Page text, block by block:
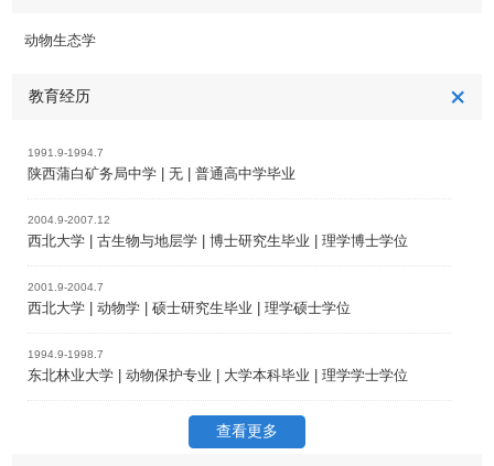
动物生态学
教育经历
1991.9-1994.7
陕西蒲白矿务局中学 | 无 | 普通高中学毕业
2004.9-2007.12
西北大学 | 古生物与地层学 | 博士研究生毕业 | 理学博士学位
2001.9-2004.7
西北大学 | 动物学 | 硕士研究生毕业 | 理学硕士学位
1994.9-1998.7
东北林业大学 | 动物保护专业 | 大学本科毕业 | 理学学士学位
查看更多